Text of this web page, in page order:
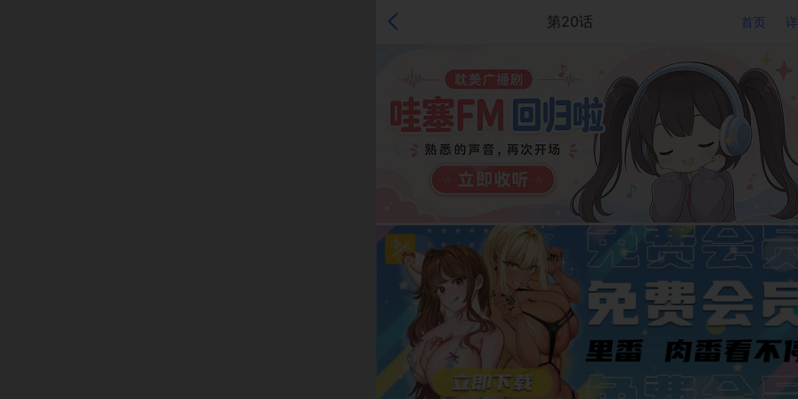
第20话 首页